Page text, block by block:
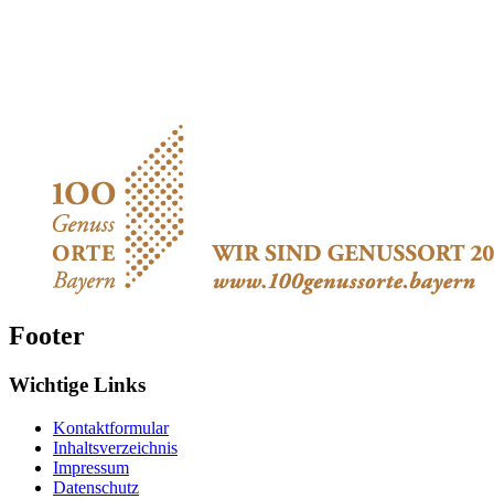
Footer
Wichtige Links
Kontaktformular
Inhaltsverzeichnis
Impressum
Datenschutz